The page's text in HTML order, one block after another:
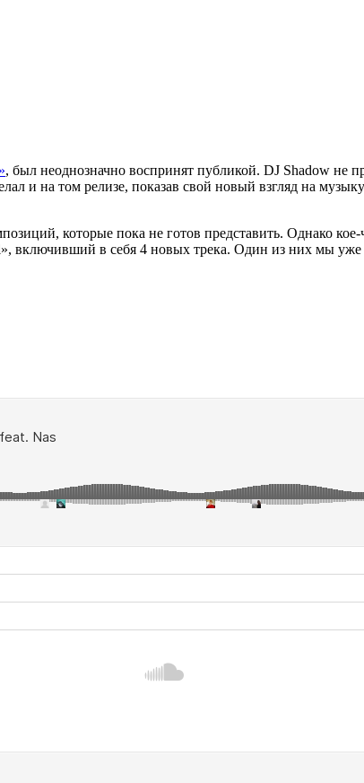
, был неоднозначно воспринят публикой. DJ Shadow не
и на том релизе, показав свой новый взгляд на
которые пока не готов представить. Однако
включивший в себя 4 новых трека. Один из них мы